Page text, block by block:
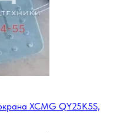
XCMG QY25K5S,